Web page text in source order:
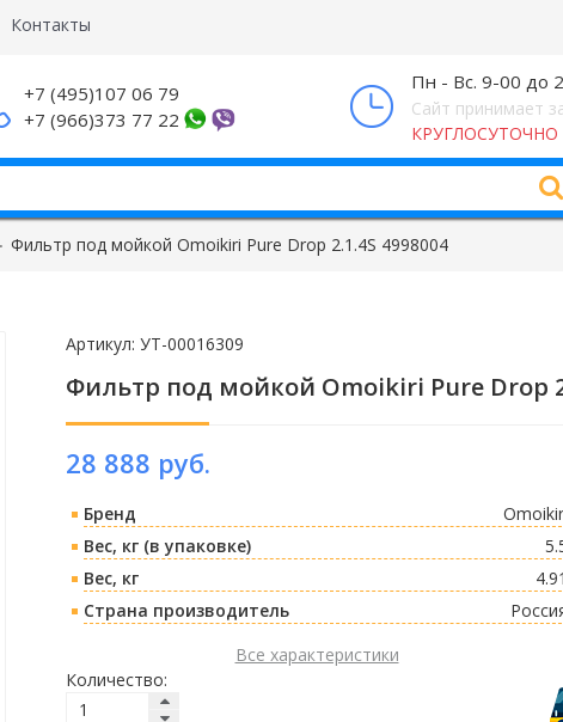
Контакты
+7 (495)107 06 79
+7 (966)373 77 22
Пн - Вс. 9-00 до
Сайт принимает
КРУГЛОСУТОЧНО
Фильтр под мойкой Omoikiri Pure Drop 2.1.4S 4998004
Артикул: УТ-00016309
Фильтр под мойкой Omoikiri Pure Drop
28 888 руб.
Бренд
Вес, кг (в упаковке)
Вес, кг
4.91
Страна производитель
Все характеристики
Количество: